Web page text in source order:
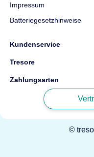
Impressum
Batteriegesetzhinweise
Kundenservice
Tresore
Zahlungsarten
©